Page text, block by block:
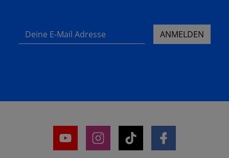
Deine E-Mail Adresse ANMELDEN